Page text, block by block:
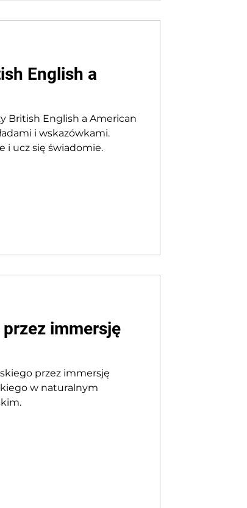
English a
British English a American
i wskazówkami.
i ucz się świadomie.
immersję
przez immersję
w naturalnym